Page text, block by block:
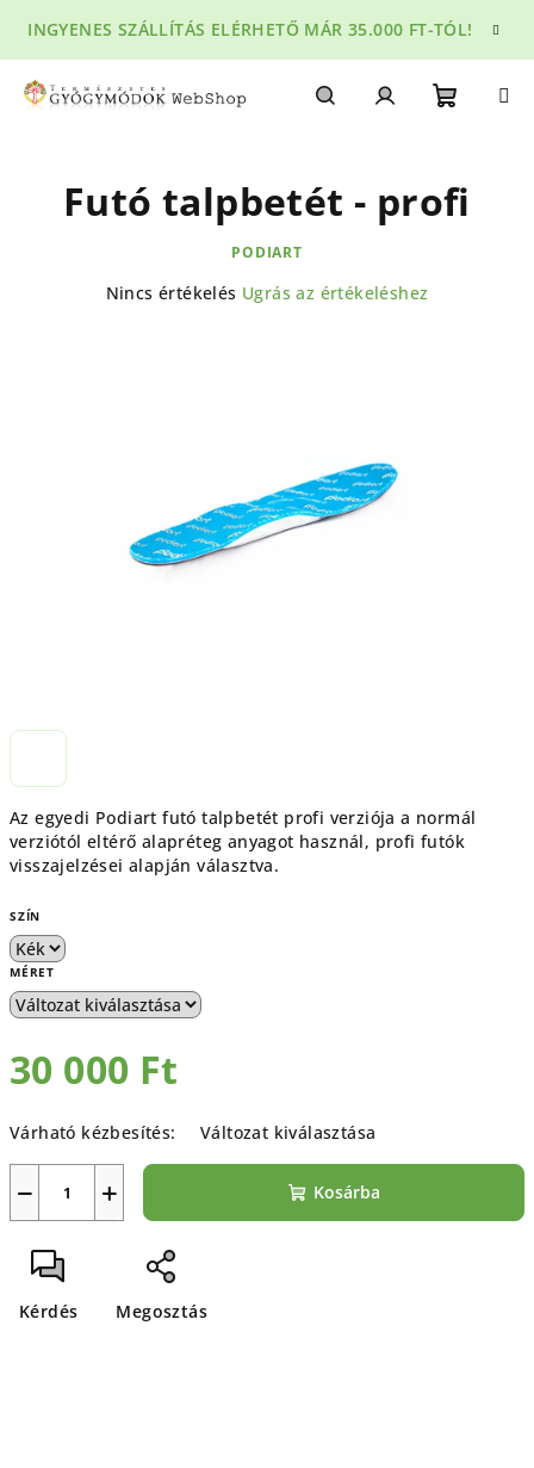
fő
tartalomhoz
INGYENES SZÁLLÍTÁS ELÉRHETŐ MÁR 35.000 FT-TÓL!
Az egyedi Podiart futó talpbetét profi verziója a normál
verziótól eltérő alapréteg anyagot használ, profi futók
visszajelzései alapján választva.
SZÍN
MÉRET
30 000 Ft
Várható kézbesítés:
Változat kiválasztása
+
− Kosárba
Kérdés Megosztás
Futó talpbetét - profi
PODIART
A
Nincs értékelés Ugrás az értékeléshez